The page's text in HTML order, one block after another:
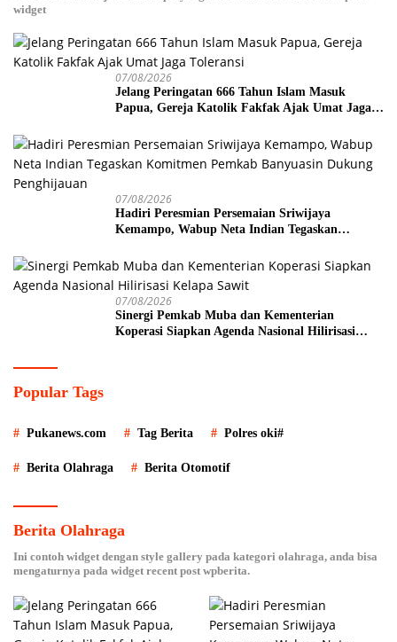
widget
07/08/2026
Jelang Peringatan 666 Tahun Islam Masuk
Papua, Gereja Katolik Fakfak Ajak Umat Jaga
07/08/2026
Hadiri Peresmian Persemaian Sriwijaya
Kemampo, Wabup Neta Indian Tegaskan
Penghijauan
07/08/2026
Sinergi Pemkab Muba dan Kementerian
Koperasi Siapkan Agenda Nasional Hilirisasi
Popular Tags
Pukanews.com Tag Berita Polres oki#
Berita Olahraga Berita Otomotif
Berita Olahraga
Ini contoh widget dengan style gallery pada kategori olahraga, anda bisa
mengaturnya pada widget recent post wpberita.